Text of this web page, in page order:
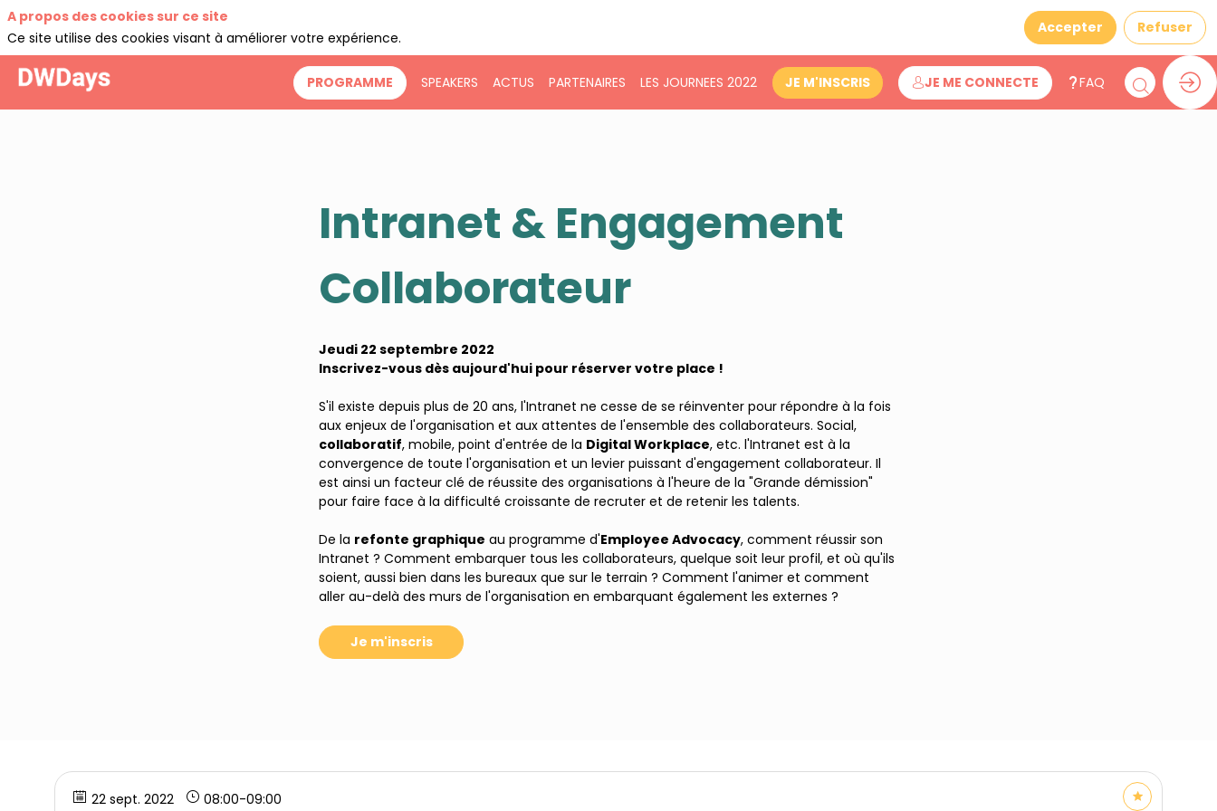
PROGRAMME SPEAKERS ACTUS PARTENAIRES LES JOURNEES 2022 JE M'INSCRIS JE ME CONNECTE FAQ
Intranet & Engagement
Collaborateur
Jeudi 22 septembre 2022
Inscrivez-vous dès aujourd'hui pour réserver votre place !
S'il existe depuis plus de 20 ans, l'Intranet ne cesse de se réinventer pour répondre à la fois
aux enjeux de l'organisation et aux attentes de l'ensemble des collaborateurs. Social,
collaboratif, mobile, point d'entrée de la Digital Workplace, etc. l'Intranet est à la
convergence de toute l'organisation et un levier puissant d'engagement collaborateur. Il
est ainsi un facteur clé de réussite des organisations à l'heure de la "Grande démission"
pour faire face à la difficulté croissante de recruter et de retenir les talents.
De la refonte graphique au programme d'Employee Advocacy, comment réussir son
Intranet ? Comment embarquer tous les collaborateurs, quelque soit leur profil, et où qu'ils
soient, aussi bien dans les bureaux que sur le terrain ? Comment l'animer et comment
aller au-delà des murs de l'organisation en embarquant également les externes ?
Je m'inscris
22 sept. 2022 08:00-09:00
A propos des cookies sur ce site
Ce site utilise des cookies visant à améliorer votre expérience.
Accepter Refuser